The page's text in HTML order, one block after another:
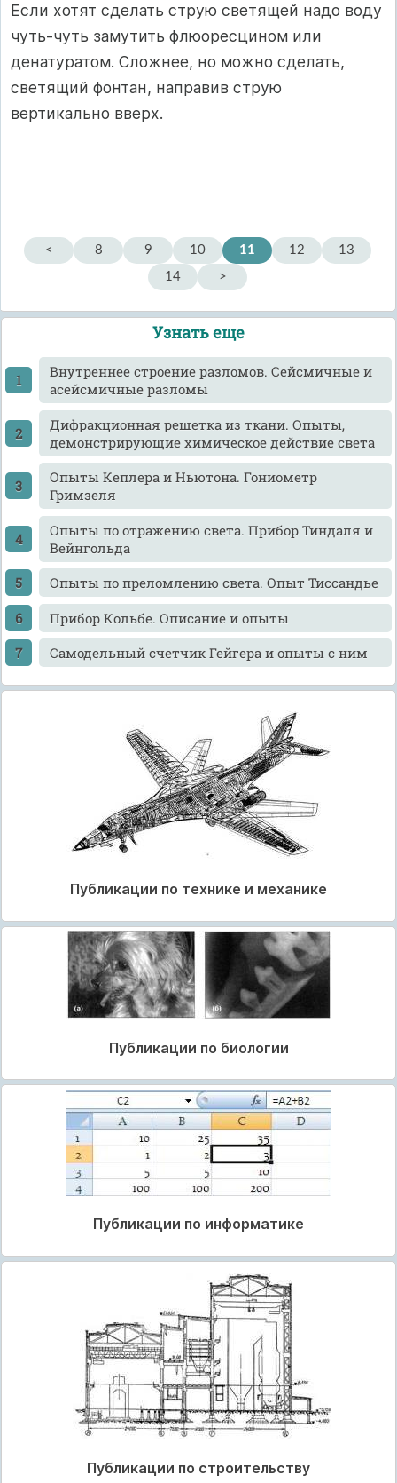
Если хотят сделать струю светящей надо воду
чуть-чуть замутить флюоресцином или
денатуратом. Сложнее, но можно сделать,
светящий фонтан, направив струю
вертикально вверх.
< 8 9 10 11 12
13
14
>
Узнать еще
Внутреннее строение разломов. Сейсмичные и
асейсмичные разломы
Дифракционная решетка из ткани. Опыты,
демонстрирующие химическое действие света
Опыты Кеплера и Ньютона. Гониометр
Гримзеля
Опыты по отражению света. Прибор Тиндаля и
Вейнгольда
Опыты по преломлению света. Опыт Тиссандье
Прибор Кольбе. Описание и опыты
Самодельный счетчик Гейгера и опыты с ним
Публикации по технике и механике
Публикации по биологии
Публикации по информатике
Публикации по строительству